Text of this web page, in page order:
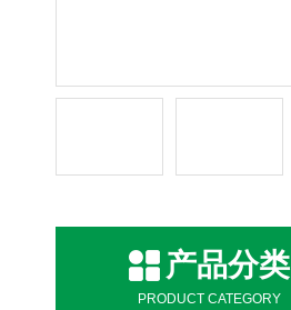
产品分类
PRODUCT CATEGORY